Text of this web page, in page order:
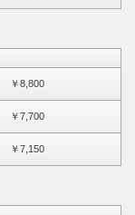
￥8,800
￥7,700
￥7,150